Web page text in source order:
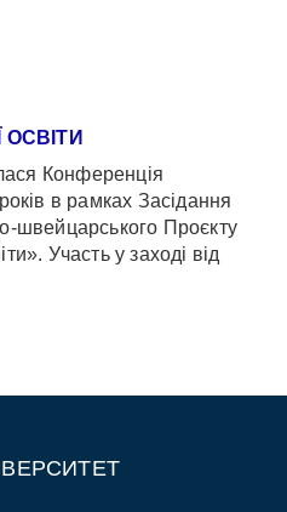
Конференція
в рамках Засідання
швейцарського Проєкту
Участь у заході від